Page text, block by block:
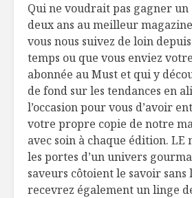
Qui ne voudrait pas gagner
deux ans au meilleur
vous nous suivez de loin
temps ou que vous enviez
abonnée au Must et qui y
de fond sur les tendances en
l’occasion pour vous d’avoir
votre propre copie de notre
avec soin à chaque édition. LE
les portes d’un univers
saveurs côtoient le savoir sans
recevrez également un linge
Curieux café
moussonné
La cuisine au
féminin